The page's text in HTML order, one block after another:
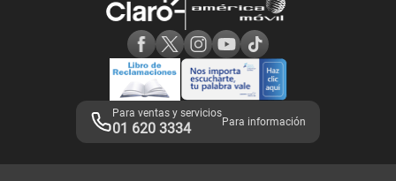
Adquirientes iPhone 6, 6S y SE
Mensaje de Seguridad
Términos y Condiciones de Tienda Claro
Libro de Reclamaciones
Legales de marketplace
Para ventas y servicios
01 620 3334 Para información